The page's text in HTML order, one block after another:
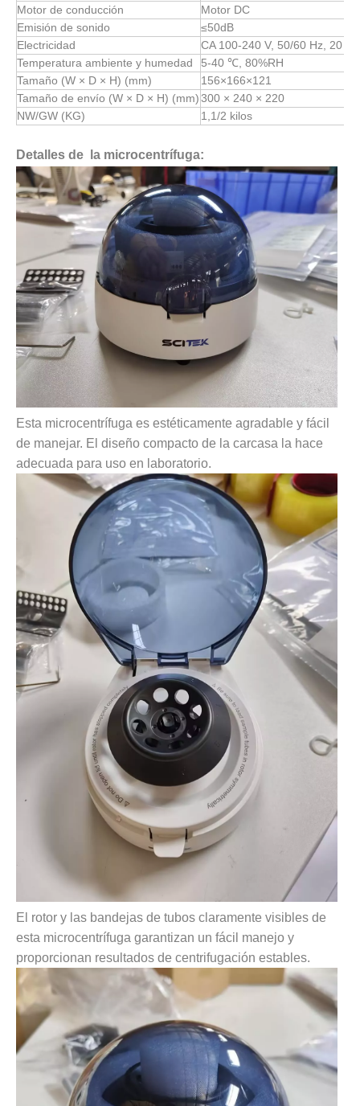
Motor de conducción
Motor DC
Emisión de sonido
≤50dB
Electricidad
CA 100-240 V, 50/60 Hz, 20 W
Temperatura ambiente y humedad
5-40 ℃, 80%RH
Tamaño (W × D × H) (mm)
156×166×121
Tamaño de envío (W × D × H) (mm)300 × 240 × 220
NW/GW (KG)
1,1/2 kilos
Detalles de la microcentrífuga:
Esta microcentrífuga es estéticamente agradable y fácil
de manejar. El diseño compacto de la carcasa la hace
adecuada para uso en laboratorio.
El rotor y las bandejas de tubos claramente visibles de
esta microcentrífuga garantizan un fácil manejo y
proporcionan resultados de centrifugación estables.